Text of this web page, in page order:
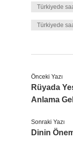
Türkiyede
Türkiyede
Önceki Yazı
Rüyada
Anlama
Sonraki Yazı
Dinin